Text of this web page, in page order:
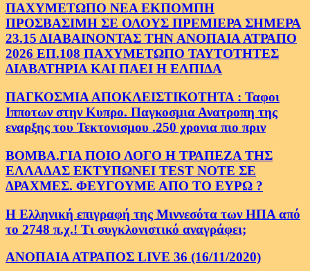
ΠΑΧΥΜΕΤΩΠΟ ΝΕΑ ΕΚΠΟΜΠΗ
ΠΡΟΣΒΑΣΙΜΗ ΣΕ ΟΛΟΥΣ ΠΡΕΜΙΕΡΑ ΣΗΜΕΡΑ
23.15 ΔΙΑΒΑΙΝΟΝΤΑΣ ΤΗΝ ΑΝΟΠΑΙΑ ΑΤΡΑΠΟ
2026 ΕΠ.108 ΠΑΧΥΜΕΤΩΠΟ ΤΑΥΤΟΤΗΤΕΣ
ΔΙΑΒΑΤΗΡΙΑ ΚΑΙ ΠΑΕΙ Η ΕΛΠΙΔΑ
ΠΑΓΚΟΣΜΙΑ ΑΠΟΚΛΕΙΣΤΙΚΟΤΗΤΑ : Ταφοι
Ιπποτων στην Κυπρο. Παγκοσμια Ανατροπη της
εναρξης του Τεκτονισμου .250 χρονια πιο πριν
ΒΟΜΒΑ.ΓΙΑ ΠΟΙΟ ΛΟΓΟ Η ΤΡΑΠΕΖΑ ΤΗΣ
ΕΛΛΑΔΑΣ ΕΚΤΥΠΩΝΕΙ TEST NOTE ΣΕ
ΔΡΑΧΜΕΣ. ΦΕΥΓΟΥΜΕ ΑΠΟ ΤΟ ΕΥΡΩ ?
Η Ελληνική επιγραφή της Μιννεσότα των ΗΠΑ από
το 2748 π.χ.! Τι συγκλονιστικό αναγράφει;
ΑΝΟΠΑΙΑ ΑΤΡΑΠΟΣ LIVE 36 (16/11/2020)